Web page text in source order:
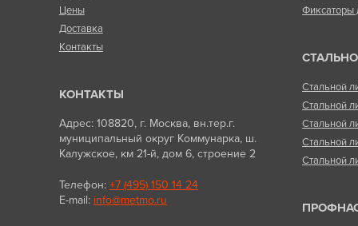
Цены
Доставка
Контакты
КОНТАКТЫ
Адрес: 108820, г. Москва, вн.тер.г.
муниципальный округ Коммунарка, ш.
Калужское, км 21-й, дом 6, строение 2
Телефон: +7 (495) 150 14 24
E-mail: info@metmo.ru
Фиксаторы
Стальной
Стальной
Стальной
Стальной
Стальной